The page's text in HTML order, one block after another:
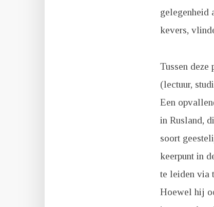
gelegenheid
kevers,
Tussen
(lectuur,
Een
in Rusland,
soort
keerpunt in
te leiden via
Hoewel hij